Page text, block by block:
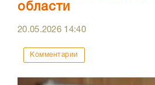
области
20.05.2026 14:40
Комментарии